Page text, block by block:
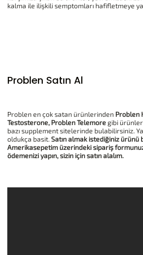
kalma ile ilişkili semptomları hafifletmeye
Problen Satın Al
Problen en çok satan ürünlerinden Problen
Testosterone, Problen Telemore gibi
bazı supplement sitelerinde bulabilirsiniz.
oldukça basit. Satın almak istediğiniz ürünü
Amerikasepetim üzerindeki sipariş
ödemenizi yapın, sizin için satın alalım.